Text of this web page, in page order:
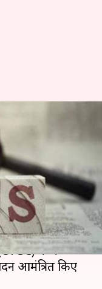
भर्ती,
लिए एक अच्छी
के ने
आमंत्रित किए